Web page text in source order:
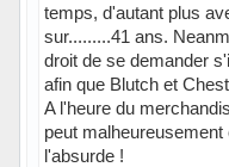
temps, d'autant plus
sur.........41 ans.
droit de se demander
afin que Blutch et
A l'heure du
peut
l'absurde !